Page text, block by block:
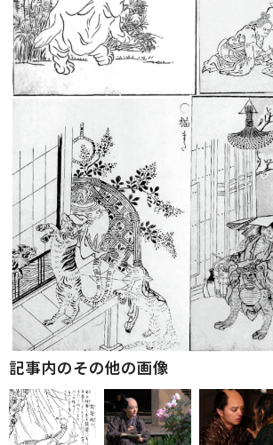
記事内のその他の画像